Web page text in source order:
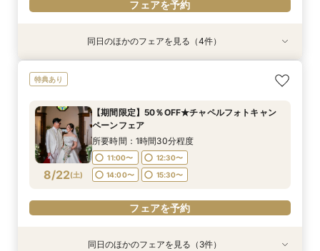
フェアを予約
8/21(金)
【期間限定】50％OFF★チャペルフォトキャン
11:00〜
14:00〜
15:30〜
フェアを予約
8/21(金)
【挙式＋会食が5万円OFF！】費用を抑えて叶え
11:00〜
14:00〜
15:30〜
フェアを予約
8/21(金)
11:00〜
12:30〜
14:00〜
フェアを予約
8/21(金)
【結婚式の費用がぐっとお得】挙式料＋撮影＋衣
BIGフェア
所要時間：1時間30分程度
14:00〜
15:30〜
フェアを予約
同日のほかのフェアを見る（4件）
特典あり
8/22(土)
【期間限定】50％OFF★チャペルフォトキャン
ペーンフェア
所要時間：1時間30分程度
11:00〜
12:30〜
14:00〜
15:30〜
フェアを予約
同日のほかのフェアを見る（3件）